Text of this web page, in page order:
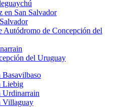
en San Salvador
Autódromo de Concepción del
del Uruguay
Basavilbaso
Liebig
Urdinarrain
Villaguay